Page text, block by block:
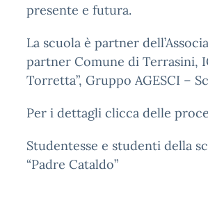
presente e futura.
La scuola è partner
partner Comune di Terrasini,
Torretta”, Gruppo AGESCI –
Per i dettagli clicca delle
Studentesse e studenti della
“Padre Cataldo”